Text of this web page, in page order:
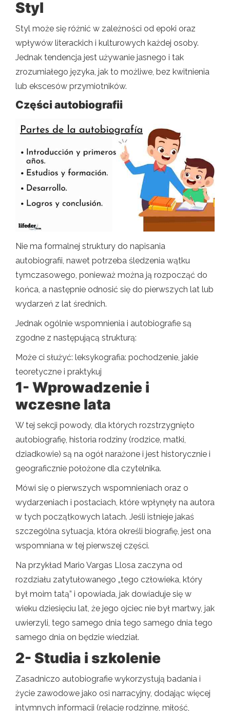
Styl
Styl może się różnić w zależności od epoki oraz
wpływów literackich i kulturowych każdej osoby.
Jednak tendencja jest używanie jasnego i tak
zrozumiałego języka, jak to możliwe, bez kwitnienia
lub ekscesów przymiotników.
Części autobiografii
Nie ma formalnej struktury do napisania
autobiografii, nawet potrzeba śledzenia wątku
tymczasowego, ponieważ można ją rozpocząć do
końca, a następnie odnosić się do pierwszych lat lub
wydarzeń z lat średnich.
Jednak ogólnie wspomnienia i autobiografie są
zgodne z następującą strukturą:
Może ci służyć: leksykografia: pochodzenie, jakie
teoretyczne i praktykuj
1- Wprowadzenie i
wczesne lata
W tej sekcji powody, dla których rozstrzygnięto
autobiografię, historia rodziny (rodzice, matki,
dziadkowie) są na ogół narażone i jest historycznie i
geograficznie położone dla czytelnika.
Mówi się o pierwszych wspomnieniach oraz o
wydarzeniach i postaciach, które wpłynęły na autora
w tych początkowych latach. Jeśli istnieje jakaś
szczególna sytuacja, która określi biografię, jest ona
wspomniana w tej pierwszej części.
Na przykład Mario Vargas Llosa zaczyna od
rozdziału zatytułowanego „tego człowieka, który
był moim tatą” i opowiada, jak dowiaduje się w
wieku dziesięciu lat, że jego ojciec nie był martwy, jak
uwierzyli, tego samego dnia tego samego dnia tego
samego dnia on będzie wiedział.
2- Studia i szkolenie
Zasadniczo autobiografie wykorzystują badania i
życie zawodowe jako osi narracyjny, dodając więcej
intymnych informacji (relacje rodzinne, miłość,